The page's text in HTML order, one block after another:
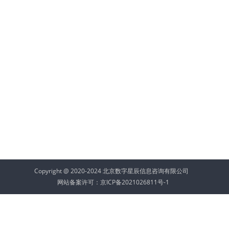
Copyright @ 2020-2024 北京数字星辰信息咨询有限公司
网站备案许可： 京ICP备2021026811号-1